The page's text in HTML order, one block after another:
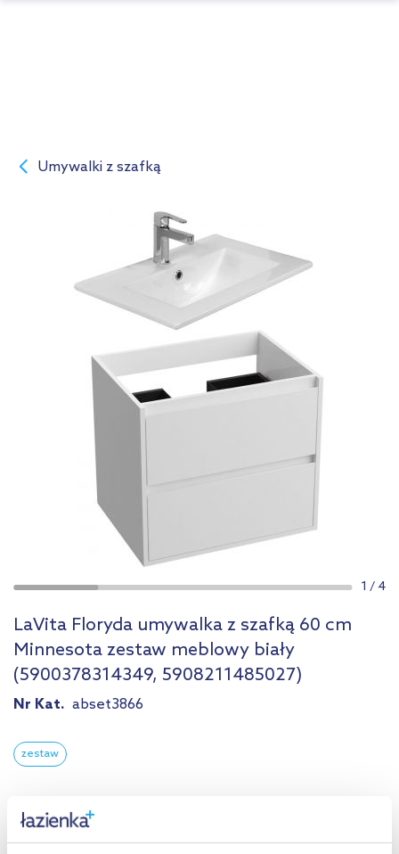
Umywalki z szafką
1 / 4
LaVita Floryda umywalka z szafką 60 cm
Minnesota zestaw meblowy biały
(5900378314349, 5908211485027)
Nr Kat. abset3866
zestaw
sklepie